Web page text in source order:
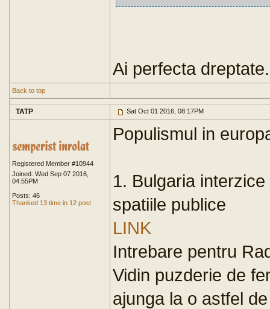
Ai perfecta dreptate.
Back to top
TATP Sat Oct 01 2016, 08:17PM
Registered Member #10944
Joined: Wed Sep 07 2016,
04:55PM
Posts: 46
Thanked 13 time in 12 post
Populismul in
1. Bulgaria
spatiile publice
LINK
Intrebare pentru
Vidin puzderie de
ajunga la o astfel